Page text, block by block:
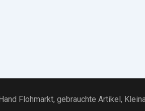
Flohmarkt, gebrauchte Artikel ,